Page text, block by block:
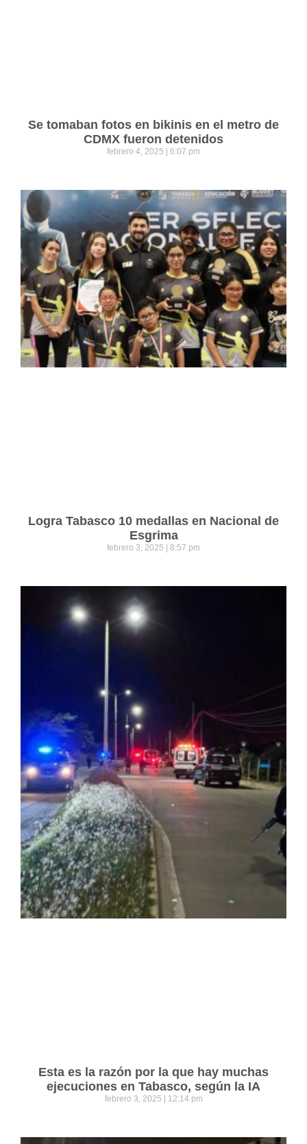
Se tomaban fotos en bikinis en el metro de
CDMX fueron detenidos
febrero 4, 2025 6:07 pm
Logra Tabasco 10 medallas en Nacional de
Esgrima
febrero 3, 2025 8:57 pm
Esta es la razón por la que hay muchas
ejecuciones en Tabasco, según la IA
febrero 3, 2025 12:14 pm